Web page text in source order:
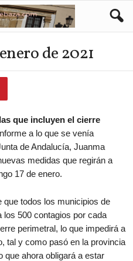
de 2021
que incluyen el cierre
a lo que se venía
de Andalucía, Juanma
medidas que regirán a
17 de enero.
que todos los municipios de
los 500 contagios por cada
perimetral, lo que impedirá a
tal y como pasó en la provincia
que ahora obligará a estar